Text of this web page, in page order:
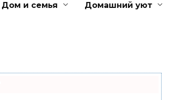
Дом и семья Домашний уют